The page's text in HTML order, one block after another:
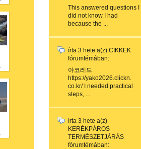
This answered questions I
did not know I had
because the ...
írta 3 hete a(z) CIKKEK
fórumtémában:
야코레드
https://yako2026.clickn.
co.kr/ I needed practical
steps, ...
írta 3 hete a(z)
KERÉKPÁROS
TERMÉSZETJÁRÁS
fórumtémában: